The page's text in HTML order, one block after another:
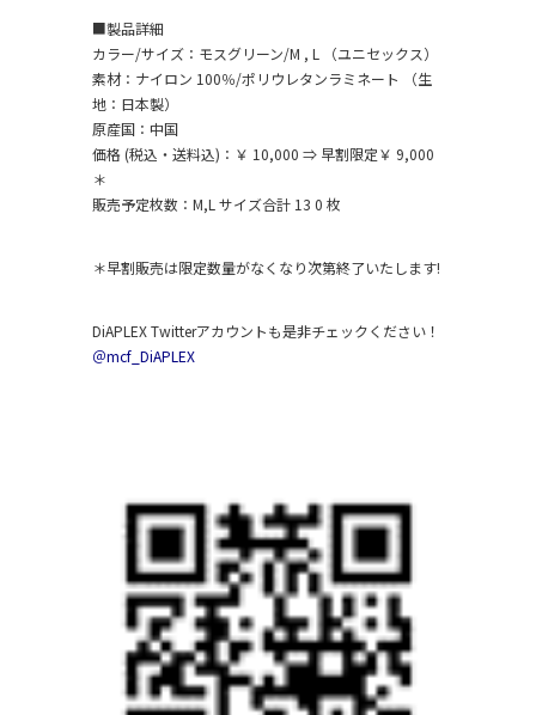
■製品詳細
カラー/サイズ：モスグリーン/M , L （ユニセックス）
素材：ナイロン 100％/ポリウレタンラミネート （生
地：日本製）
原産国：中国
価格 (税込・送料込)：￥ 10,000 ⇒ 早割限定￥ 9,000
＊
販売予定枚数：M,L サイズ合計 13 0 枚
＊早割販売は限定数量がなくなり次第終了いたします!
DiAPLEX Twitterアカウントも是非チェックください！
＠mcf_DiAPLEX